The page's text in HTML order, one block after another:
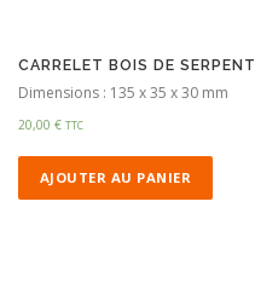
CARRELET BOIS DE SERPENT
Dimensions : 135 x 35 x 30 mm
20,00 € TTC
AJOUTER AU PANIER